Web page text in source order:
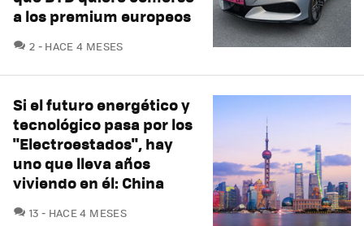
a los premium europeos
2 COMENTARIOS
HACE 4 MESES
Si el futuro energético y
tecnológico pasa por los
"Electroestados", hay
uno que lleva años
viviendo en él: China
13 COMENTARIOS
HACE 4 MESES